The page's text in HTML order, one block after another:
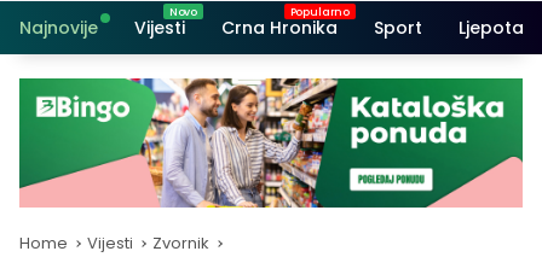
Najnovije Vijesti Crna Hronika Sport Ljepota i
Home Vijesti Zvornik